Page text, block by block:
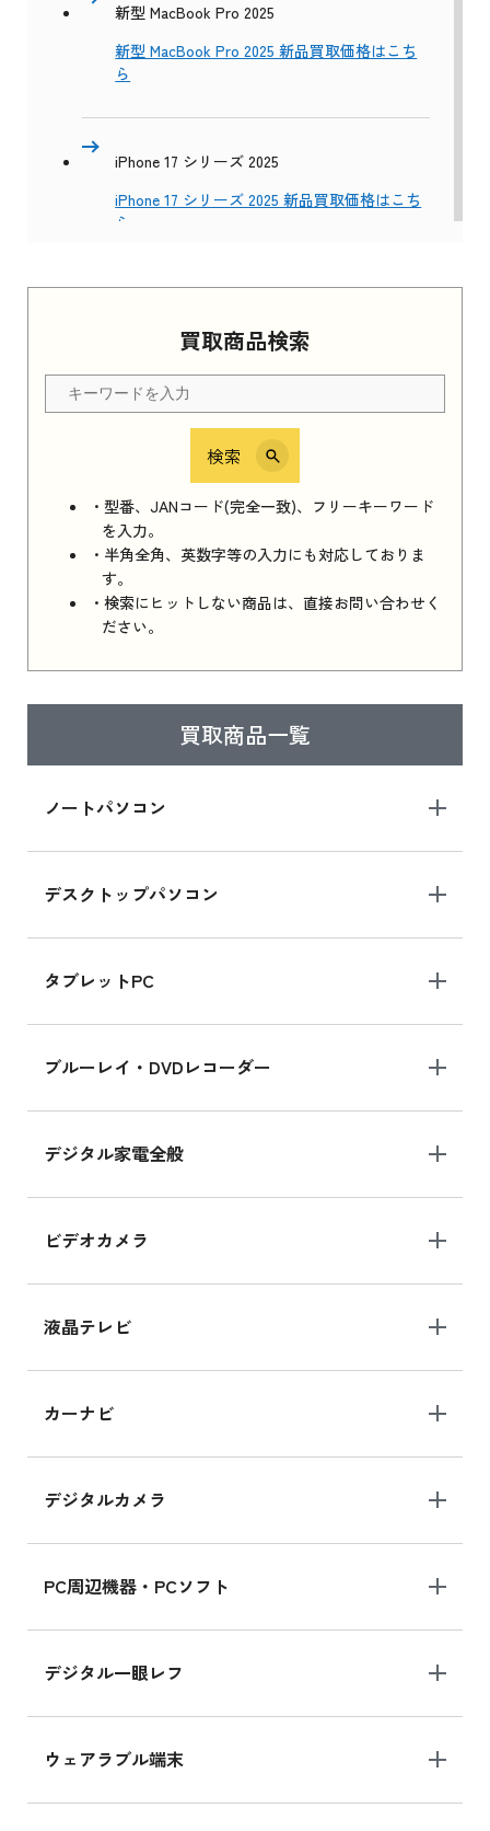
買取商品検索
検索
・型番、JANコード(完全一致)、フリーキーワード
を入力。
・半角全角、英数字等の入力にも対応しておりま
す。
・検索にヒットしない商品は、直接お問い合わせく
ださい。
買取商品一覧
ノートパソコン
デスクトップパソコン
タブレットPC
ブルーレイ・DVDレコーダー
デジタル家電全般
ビデオカメラ
液晶テレビ
カーナビ
デジタルカメラ
PC周辺機器・PCソフト
デジタル一眼レフ
ウェアラブル端末
新型 MacBook Pro 2025
新型 MacBook Pro 2025 新品買取価格はこち
ら
iPhone 17 シリーズ 2025
iPhone 17 シリーズ 2025 新品買取価格はこち
ら
Apple Watch Series 11 2025 新品買取価格はこ
ちら
iPhone 16e シリーズ 2025
iPhone 16e シリーズ 2025 新品買取価格はこち
ら
iPad 11インチ 2025年春モデル
はこちら
ら
iPad mini シリーズ 2024
iPad mini 8.3インチ の新品買取価格
iPhone 16 シリーズ
iPhone 16 の新品買取価格
iPad Air 11インチ シリーズ
iPad Air 11インチ の新品買取価格
iPhone 15 128GB シリーズ
iPhone 15 128GB の新品買取価格
MK2K3J/Aの新品買取価格はこちら